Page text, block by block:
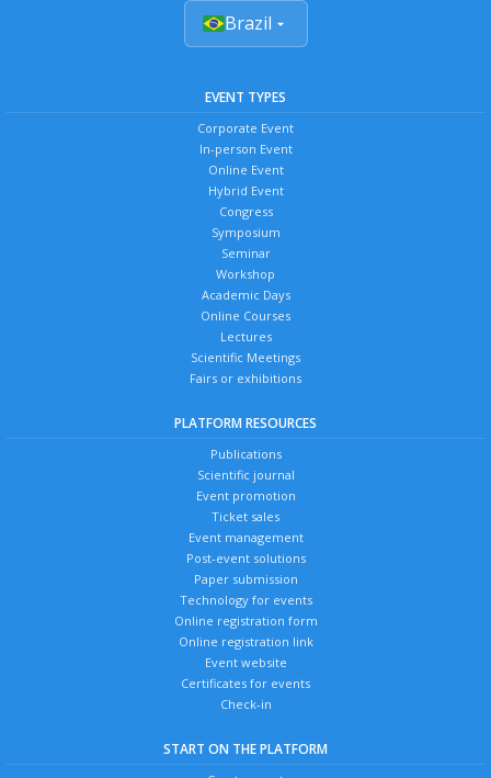
Brazil
EVENT TYPES
Corporate Event
In-person Event
Online Event
Hybrid Event
Congress
Symposium
Seminar
Workshop
Academic Days
Online Courses
Lectures
Scientific Meetings
Fairs or exhibitions
PLATFORM RESOURCES
Publications
Scientific journal
Event promotion
Ticket sales
Event management
Post-event solutions
Paper submission
Technology for events
Online registration form
Online registration link
Event website
Certificates for events
Check-in
START ON THE PLATFORM